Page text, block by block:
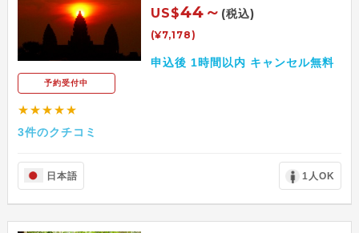
予約受付中
★★★★★
3件のクチコミ
US$44～ (税込)
(¥7,178)
申込後 1時間以内 キャンセル無料
日本語 1人OK